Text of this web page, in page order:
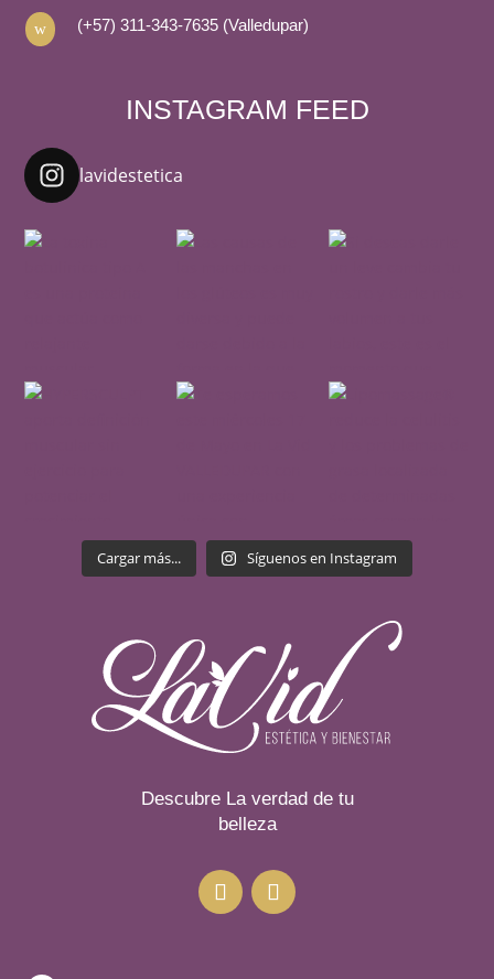
Descubre La verdad de tu
belleza
w (+57) 311-343-7635 (Valledupar)
INSTAGRAM FEED
lavidestetica
Cargar más... Síguenos en Instagram